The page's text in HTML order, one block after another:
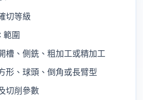
切等級
範圍
槽、側銑、粗加工或精加工
形、球頭、倒角或長臂型
切削參數